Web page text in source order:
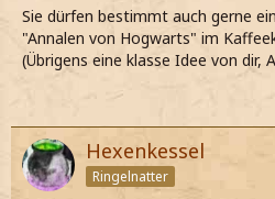
Sie dürfen bestimmt auch gerne
"Annalen von Hogwarts" im
(Übrigens eine klasse Idee von dir,
Hexenkessel
Ringelnatter